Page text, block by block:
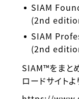
SIAM
(2nd
SIAM
(2nd
SIAM™をまと
ロードサイト